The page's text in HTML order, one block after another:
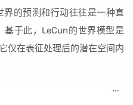
的预测和行动往往是一种直
基于此，LeCun的世界模型是
仅在表征处理后的潜在空间内